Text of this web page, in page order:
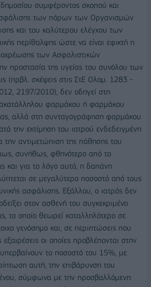
συμφέροντος σκοπού και
των πόρων των Οργανισμών
και του καλύτερου ελέγχου των
περίθαλψης ώστε να είναι εφικτή η
των Ασφαλιστικών
προστασία της υγείας του συνόλου των
(πρβλ. σκέψεις στις ΣτΕ Ολομ. 1283 -
2197/2010), δεν οδηγεί στη
φαρμάκου ή φαρμάκου
αλλά στη συνταγογράφηση φαρμάκου
την εκτίμηση του ιατρού ενδεδειγμένη
την αντιμετώπιση της πάθησης του
συνήθως, φθηνότερο από το
και για το λόγο αυτό, η δαπάνη
σε μεγαλύτερο ποσοστό από τους
ασφάλισης. Εξάλλου, ο ιατρός δεν
στον ασθενή του συγκεκριμένο
το οποίο θεωρεί καταλληλότερο σε
γενόσημο και, σε περιπτώσεις που
εξαιρέσεις οι οποίες προβλέπονται στην
το ποσοστό του 15%, με
αυτή, την επιβάρυνση του
σύμφωνα με την προσβαλλόμενη